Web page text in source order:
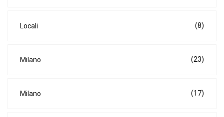
Locali (8)
Milano (23)
Milano (17)